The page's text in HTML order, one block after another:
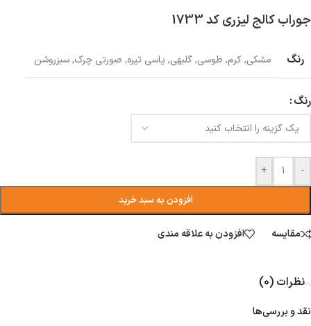
جوراب کالج لیزری کد 1733
رنگ مشکی,کرم, طوسی,گلبهی, یاسی تیره, صورتی چرک,سبزروشن
رنگ
-
+
افزودن به سبد خرید
مقایسه افزودن به علاقه مندی
نظرات (0)
نقد و بررسی‌ها